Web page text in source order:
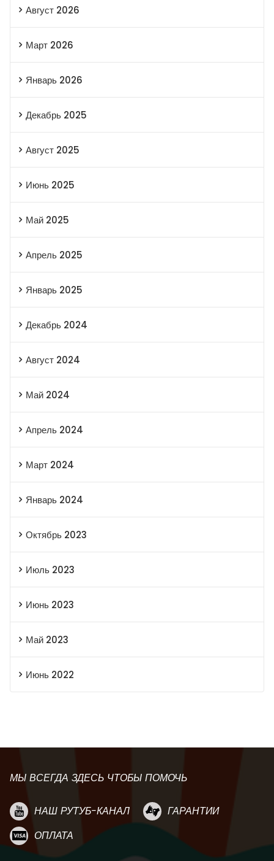
Август 2026
Март 2026
Январь 2026
Декабрь 2025
Август 2025
Июнь 2025
Май 2025
Апрель 2025
Январь 2025
Декабрь 2024
Август 2024
Май 2024
Апрель 2024
Март 2024
Январь 2024
Октябрь 2023
Июль 2023
Июнь 2023
Май 2023
Июнь 2022
МЫ ВСЕГДА ЗДЕСЬ ЧТОБЫ ПОМОЧЬ
НАШ РУТУБ-КАНАЛ
ГАРАНТИИ
ОПЛАТА